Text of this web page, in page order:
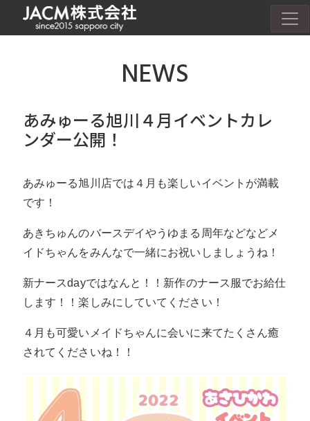
NEWS
あみゅーる旭川４月イベントカレ
ンダー公開！
あみゅーる旭川店では４月も楽しいイベントが満載
です！
あきちゅんのバースデイやうゆまる周年などなどメ
イドちゃんをみんなで一緒にお祝いしましょうね！
新ナースdayではなんと！！新作のナース服でお給仕
します！！楽しみにしていてください！
４月も可愛いメイドちゃんに会いに来てたくさん癒
されてくださいね！！